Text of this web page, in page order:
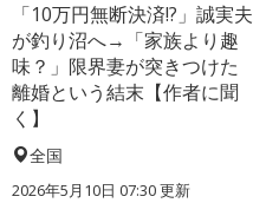
「10万円無断決済!?」誠実夫
が釣り沼へ→「家族より趣
味？」限界妻が突きつけた
離婚という結末【作者に聞
く】
全国
2026年5月10日 07:30 更新